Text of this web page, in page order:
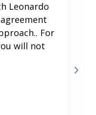
Leonardo
For
will not